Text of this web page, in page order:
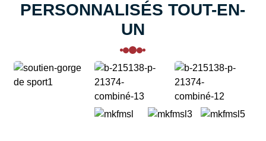
PERSONNALISÉS TOUT-EN-
UN